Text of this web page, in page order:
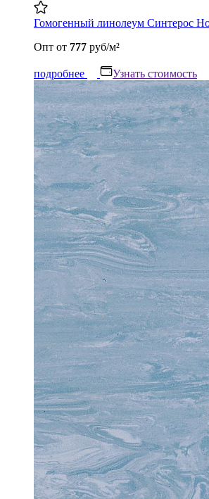
Гомогенный линолеум Синтерос
Опт от 777 руб/м²
подробнее Узнать стоимость